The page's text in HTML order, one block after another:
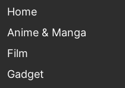
Home
Anime & Manga
Film
Gadget